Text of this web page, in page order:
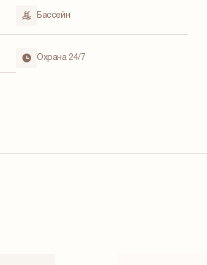
Бассейн
Охрана 24/7